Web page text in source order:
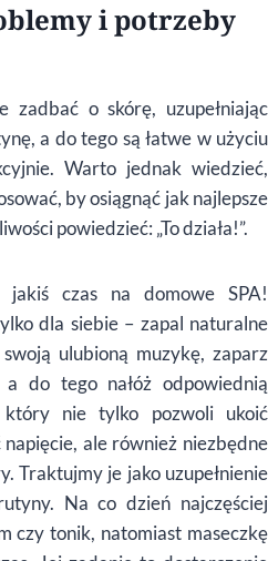
i potrzeby
zadbać o skórę, uzupełniając
a do tego są łatwe w użyciu
Warto jednak wiedzieć,
by osiągnąć jak najlepsze
powiedzieć: „To działa!”.
czas na domowe SPA!
dla siebie – zapal naturalne
ulubioną muzykę, zaparz
do tego nałóż odpowiednią
który nie tylko pozwoli ukoić
napięcie, ale również niezbędne
Traktujmy je jako uzupełnienie
Na co dzień najczęściej
czy tonik, natomiast maseczkę